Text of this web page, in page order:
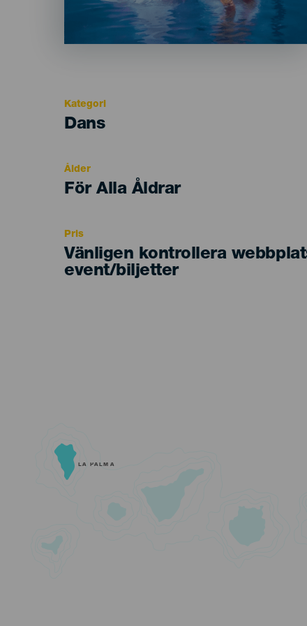
Kategori
Categoría
Dans
Ålder
Edad
För Alla Åldrar
Pris
Vänligen kontrollera
event/biljetter
LA PALMA